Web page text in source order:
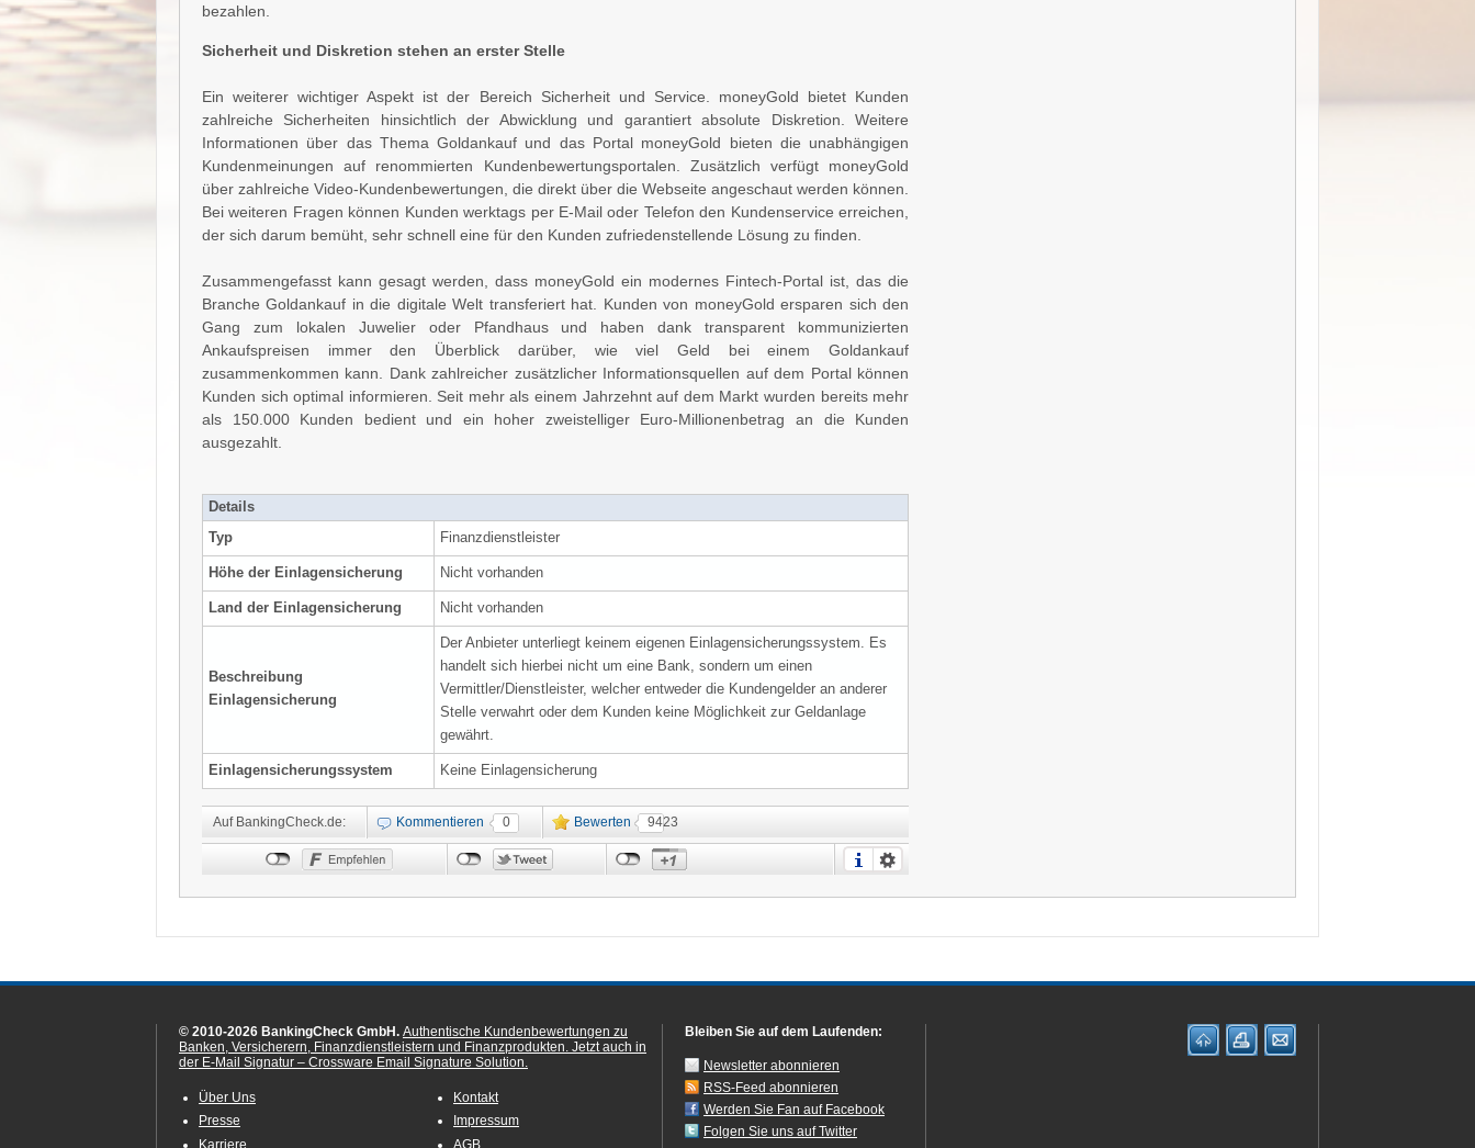
bezahlen.
Sicherheit und Diskretion stehen an erster Stelle
Ein weiterer wichtiger Aspekt ist der Bereich Sicherheit und Service. moneyGold bietet Kunden
zahlreiche Sicherheiten hinsichtlich der Abwicklung und garantiert absolute Diskretion. Weitere
Informationen über das Thema Goldankauf und das Portal moneyGold bieten die unabhängigen
Kundenmeinungen auf renommierten Kundenbewertungsportalen. Zusätzlich verfügt moneyGold
über zahlreiche Video-Kundenbewertungen, die direkt über die Webseite angeschaut werden können.
Bei weiteren Fragen können Kunden werktags per E-Mail oder Telefon den Kundenservice erreichen,
der sich darum bemüht, sehr schnell eine für den Kunden zufriedenstellende Lösung zu finden.
Zusammengefasst kann gesagt werden, dass moneyGold ein modernes Fintech-Portal ist, das die
Branche Goldankauf in die digitale Welt transferiert hat. Kunden von moneyGold ersparen sich den
Gang zum lokalen Juwelier oder Pfandhaus und haben dank transparent kommunizierten
Ankaufspreisen immer den Überblick darüber, wie viel Geld bei einem Goldankauf
zusammenkommen kann. Dank zahlreicher zusätzlicher Informationsquellen auf dem Portal können
Kunden sich optimal informieren. Seit mehr als einem Jahrzehnt auf dem Markt wurden bereits mehr
als 150.000 Kunden bedient und ein hoher zweistelliger Euro-Millionenbetrag an die Kunden
ausgezahlt.
Details
Typ
Finanzdienstleister
Höhe der Einlagensicherung Nicht vorhanden
Land der Einlagensicherung Nicht vorhanden
Beschreibung
Einlagensicherung
Der Anbieter unterliegt keinem eigenen Einlagensicherungssystem. Es
handelt sich hierbei nicht um eine Bank, sondern um einen
Vermittler/Dienstleister, welcher entweder die Kundengelder an anderer
Stelle verwahrt oder dem Kunden keine Möglichkeit zur Geldanlage
gewährt.
Einlagensicherungssystem Keine Einlagensicherung
Auf BankingCheck.de: Kommentieren 0 Bewerten 9423
© 2010-2026 BankingCheck GmbH. Authentische Kundenbewertungen zu
Banken, Versicherern, Finanzdienstleistern und Finanzprodukten. Jetzt auch in
der E-Mail Signatur – Crossware Email Signature Solution.
Über Uns
Presse
Karriere
Kontakt
Impressum
AGB
Bleiben Sie auf dem Laufenden:
Newsletter abonnieren
RSS-Feed abonnieren
Werden Sie Fan auf Facebook
Folgen Sie uns auf Twitter